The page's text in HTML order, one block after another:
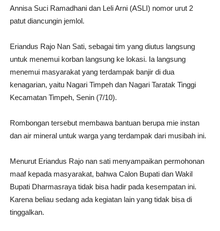
Annisa Suci Ramadhani dan Leli Arni (ASLI) nomor urut 2
patut diancungin jemlol.
Eriandus Rajo Nan Sati, sebagai tim yang diutus langsung
untuk menemui korban langsung ke lokasi. Ia langsung
menemui masyarakat yang terdampak banjir di dua
kenagarian, yaitu Nagari Timpeh dan Nagari Taratak Tinggi
Kecamatan Timpeh, Senin (7/10).
Rombongan tersebut membawa bantuan berupa mie instan
dan air mineral untuk warga yang terdampak dari musibah ini.
Menurut Eriandus Rajo nan sati menyampaikan permohonan
maaf kepada masyarakat, bahwa Calon Bupati dan Wakil
Bupati Dharmasraya tidak bisa hadir pada kesempatan ini.
Karena beliau sedang ada kegiatan lain yang tidak bisa di
tinggalkan.